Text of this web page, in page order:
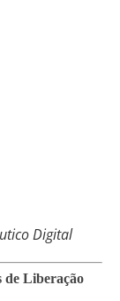
Digital
de Liberação